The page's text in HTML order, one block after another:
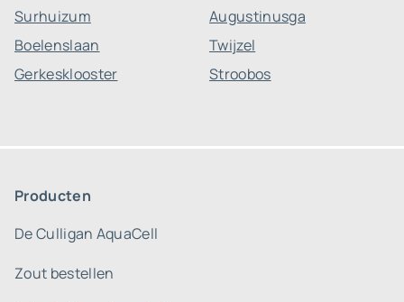
Surhuizum
Augustinusga
Boelenslaan
Twijzel
Gerkesklooster
Stroobos
Producten
De Culligan AquaCell
Zout bestellen